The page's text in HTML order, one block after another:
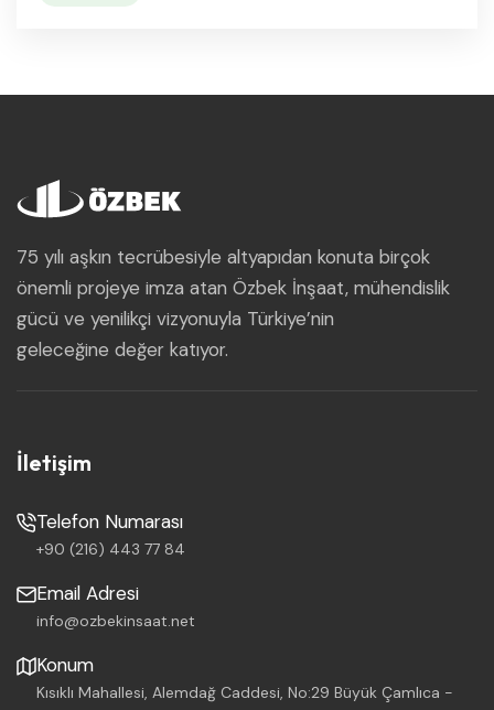
75 yılı aşkın tecrübesiyle altyapıdan konuta birçok
önemli projeye imza atan Özbek İnşaat, mühendislik
gücü ve yenilikçi vizyonuyla Türkiye’nin
geleceğine değer katıyor.
İletişim
Telefon Numarası
+90 (216) 443 77 84
Email Adresi
info@ozbekinsaat.net
Konum
Kısıklı Mahallesi, Alemdağ Caddesi, No:29 Büyük Çamlıca -